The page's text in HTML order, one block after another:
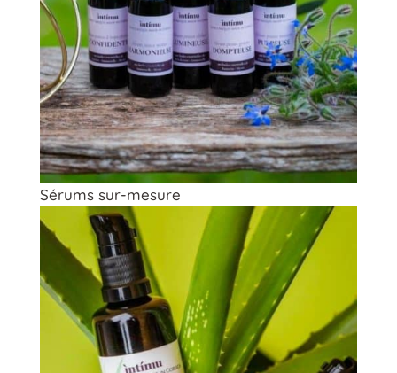
Sérums sur-mesure